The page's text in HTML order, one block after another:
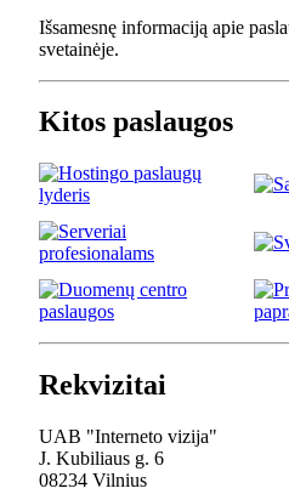
Išsamesnę informaciją apie
svetainėje.
Kitos paslaugos
Rekvizitai
UAB "Interneto vizija"
J. Kubiliaus g. 6
08234 Vilnius